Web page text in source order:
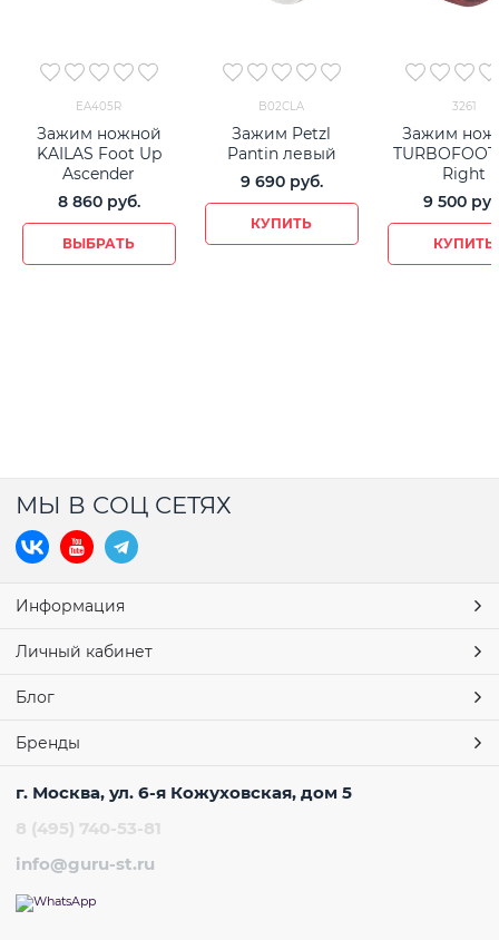
EA405R
Зажим ножной
KAILAS Foot Up
Ascender
8 860 руб.
ВЫБРАТЬ
B02CLA
Зажим Petzl
Pantin левый
9 690 руб.
КУПИТЬ
3261
Зажим
Right
9 500
КУПИТЬ
МЫ В СОЦ СЕТЯХ
Информация
Личный кабинет
Блог
Бренды
г. Москва, ул. 6-я Кожуховская, дом 5
8 (495) 740-53-81
info@guru-st.ru